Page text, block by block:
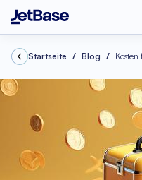
Startseite Blog